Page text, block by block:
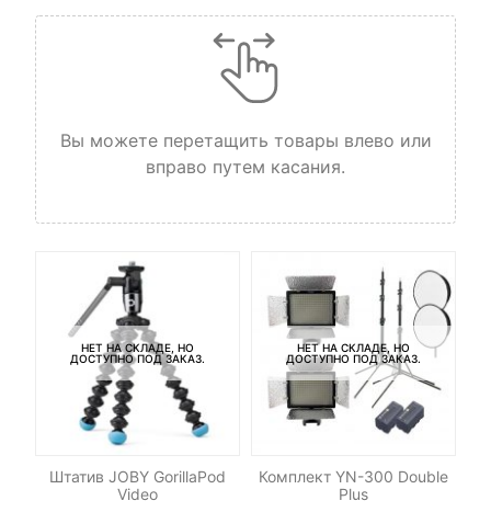
Вы можете перетащить товары влево или
вправо путем касания.
НЕТ НА СКЛАДЕ, НО
ДОСТУПНО ПОД ЗАКАЗ.
Штатив JOBY GorillaPod
Video
НЕТ НА СКЛАДЕ, НО
ДОСТУПНО ПОД ЗАКАЗ.
Комплект YN-300 Double
Plus